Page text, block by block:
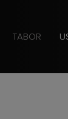
TABOR